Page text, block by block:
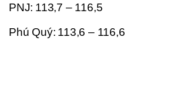
PNJ: 113,7 – 116,5
Phú Quý: 113,6 – 116,6